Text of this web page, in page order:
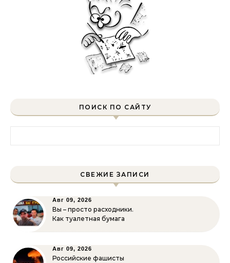
ПОИСК ПО САЙТУ
СВЕЖИЕ ЗАПИСИ
Авг 09, 2026
Вы – просто расходники.
Как туалетная бумага
Авг 09, 2026
Российские фашисты